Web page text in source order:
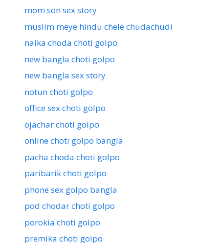
mom son sex story
muslim meye hindu chele chudachudi
naika choda choti golpo
new bangla choti golpo
new bangla sex story
notun choti golpo
office sex choti golpo
ojachar choti golpo
online choti golpo bangla
pacha choda choti golpo
paribarik choti golpo
phone sex golpo bangla
pod chodar choti golpo
porokia choti golpo
premika choti golpo